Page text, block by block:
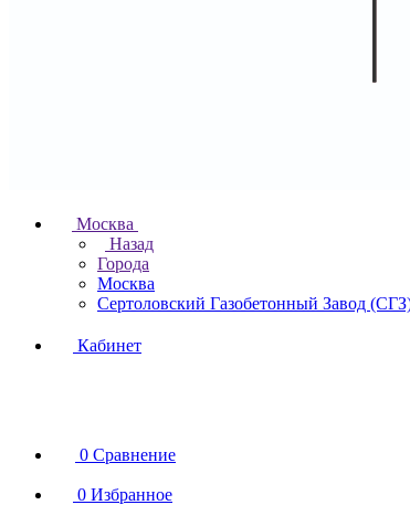
Москва
Назад
Города
Москва
Сертоловский Газобетонный Завод
Кабинет
0 Сравнение
0 Избранное